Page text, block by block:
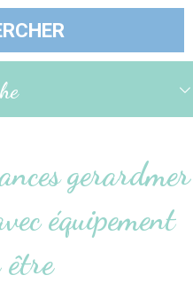
gerardmer
équipement
être